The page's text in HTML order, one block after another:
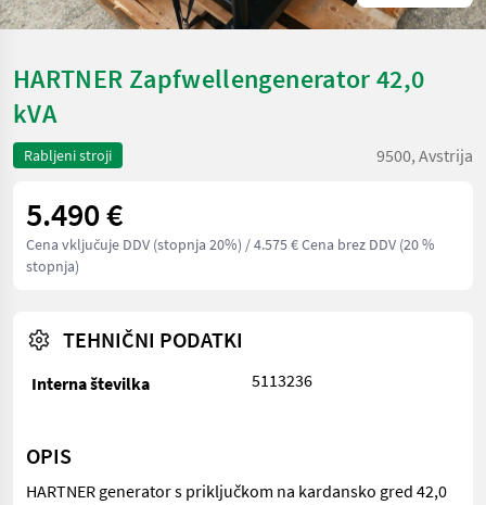
HARTNER Zapfwellengenerator 42,0
kVA
Rabljeni stroji 9500, Avstrija
5.490 €
Cena vključuje DDV (stopnja 20%) / 4.575 € Cena brez DDV (20 %
stopnja)
TEHNIČNI PODATKI
Interna številka 5113236
OPIS
HARTNER generator s priključkom na kardansko gred 42,0